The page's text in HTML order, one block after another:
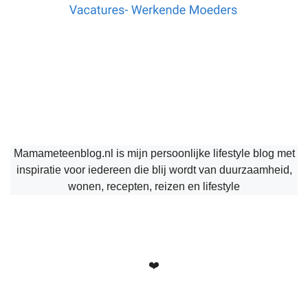
Mamameteenblog.nl is mijn persoonlijke lifestyle blog met
inspiratie voor iedereen die blij wordt van duurzaamheid,
wonen, recepten, reizen en lifestyle
❤️